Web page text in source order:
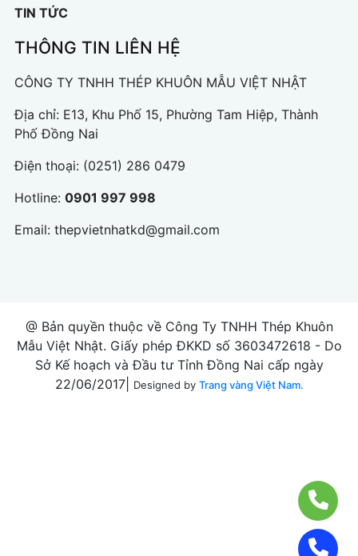
TIN TỨC
THÔNG TIN LIÊN HỆ
CÔNG TY TNHH THÉP KHUÔN MẪU VIỆT NHẬT
Địa chỉ: E13, Khu Phố 15, Phường Tam Hiệp, Thành
Phố Đồng Nai
Điện thoại: (0251) 286 0479
Hotline: 0901 997 998
Email: thepvietnhatkd@gmail.com
@ Bản quyền thuộc về Công Ty TNHH Thép Khuôn
Mẫu Việt Nhật. Giấy phép ĐKKD số 3603472618 - Do
Sở Kế hoạch và Đầu tư Tỉnh Đồng Nai cấp ngày
22/06/2017|
Designed by Trang vàng Việt Nam.